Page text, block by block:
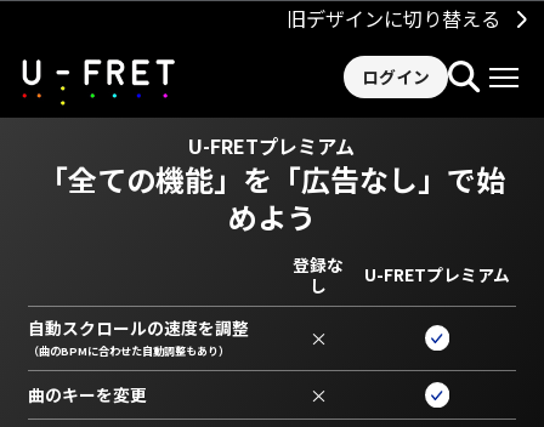
旧デザインに切り替える
ログイン
U-FRETプレミアム
「全ての機能」を 「広告なし」で始
めよう
登録な
し
U-FRETプレミアム
自動スクロールの速度を調整
（曲のBPMに合わせた自動調整もあり） ×
曲のキーを変更 ×